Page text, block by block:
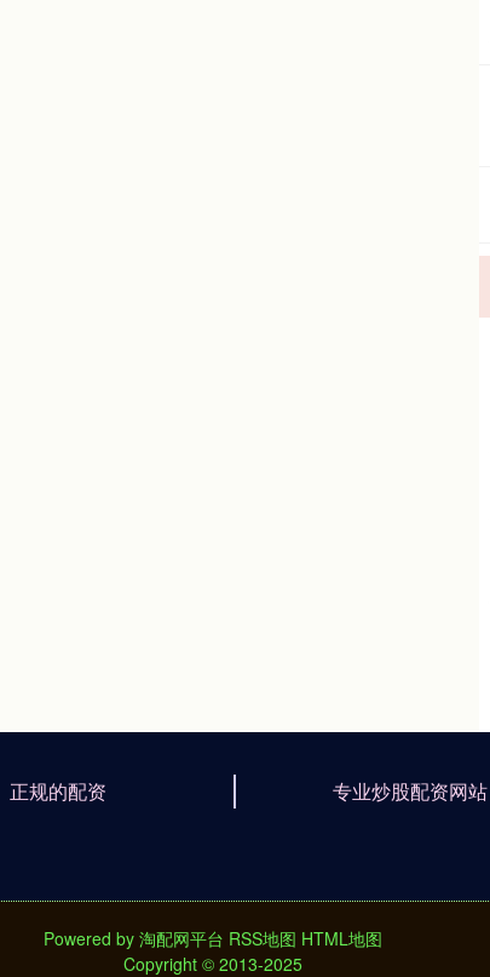
正规的配资 专业炒股配资网站
Powered by 淘配网平台 RSS地图 HTML地图
Copyright © 2013-2025